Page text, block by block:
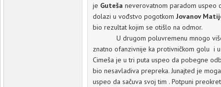
je Guteša neverovatnom paradom uspeo
dolazi u vođstvo pogotkom Jovanov
bio rezultat kojim se otišlo na odmor.
U drugom poluvremenu mnogo
znatno ofanzivnije ka protivničkom golu i
Cimeša je u tri puta uspeo da pobegne
bio nesavladiva prepreka. Junajted je
uspeo da sačuva svoj tim . Potpuni